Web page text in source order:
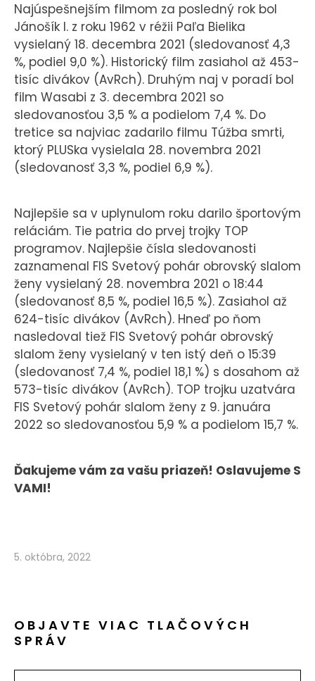
Najúspešnejším filmom za posledný rok bol
Jánošík I. z roku 1962 v réžii Paľa Bielika
vysielaný 18. decembra 2021 (sledovanosť 4,3
%, podiel 9,0 %). Historický film zasiahol až 453-
tisíc divákov (AvRch). Druhým naj v poradí bol
film Wasabi z 3. decembra 2021 so
sledovanosťou 3,5 % a podielom 7,4 %. Do
tretice sa najviac zadarilo filmu Túžba smrti,
ktorý PLUSka vysielala 28. novembra 2021
(sledovanosť 3,3 %, podiel 6,9 %).
Najlepšie sa v uplynulom roku darilo športovým
reláciám. Tie patria do prvej trojky TOP
programov. Najlepšie čísla sledovanosti
zaznamenal FIS Svetový pohár obrovský slalom
ženy vysielaný 28. novembra 2021 o 18:44
(sledovanosť 8,5 %, podiel 16,5 %). Zasiahol až
624-tisíc divákov (AvRch). Hneď po ňom
nasledoval tiež FIS Svetový pohár obrovský
slalom ženy vysielaný v ten istý deň o 15:39
(sledovanosť 7,4 %, podiel 18,1 %) s dosahom až
573-tisíc divákov (AvRch). TOP trojku uzatvára
FIS Svetový pohár slalom ženy z 9. januára
2022 so sledovanosťou 5,9 % a podielom 15,7 %.
Ďakujeme vám za vašu priazeň! Oslavujeme S
VAMI!
5. októbra, 2022
OBJAVTE VIAC TLAČOVÝCH
SPRÁV